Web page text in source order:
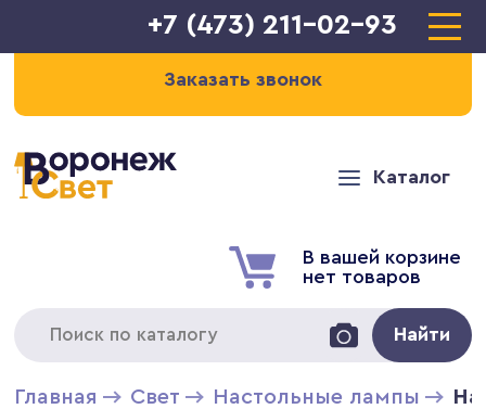
+7 (473) 211-02-93
Заказать звонок
Каталог
В вашей корзине
нет товаров
Найти
Главная Свет Настольные лампы